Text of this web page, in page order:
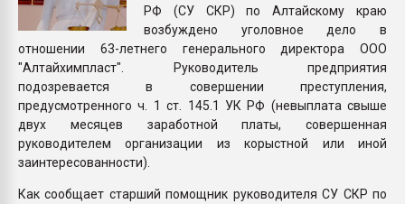
РФ (СУ СКР) по Алтайскому краю
возбуждено уголовное дело в
отношении 63-летнего генерального директора ООО
"Алтайхимпласт". Руководитель предприятия
подозревается в совершении преступления,
предусмотренного ч. 1 ст. 145.1 УК РФ (невыплата свыше
двух месяцев заработной платы, совершенная
руководителем организации из корыстной или иной
заинтересованности).
Как сообщает старший помощник руководителя СУ СКР по